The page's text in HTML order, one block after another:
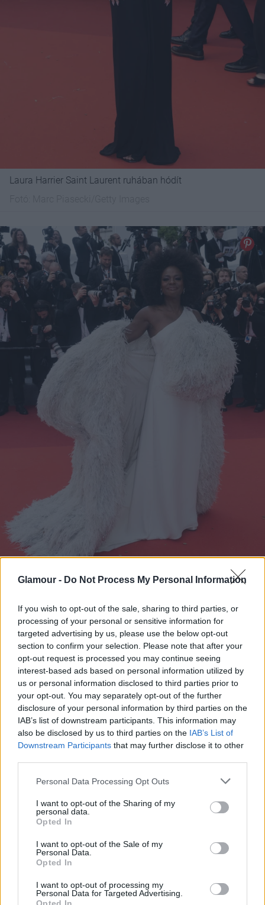
Glamour - Do Not Process My Personal Information
If you wish to opt-out of the sale, sharing to third parties, or
processing of your personal or sensitive information for
targeted advertising by us, please use the below opt-out
section to confirm your selection. Please note that after your
opt-out request is processed you may continue seeing
interest-based ads based on personal information utilized by
us or personal information disclosed to third parties prior to
your opt-out. You may separately opt-out of the further
disclosure of your personal information by third parties on the
IAB’s list of downstream participants. This information may
also be disclosed by us to third parties on the IAB’s List of
Downstream Participants that may further disclose it to other
Please note that this website/app uses one or more Google
not limited to your visit or usage behaviour. You may click to
grant or deny consent to Google and its third-party tags to
use your data for below specified purposes in below Google
consent section.
Personal Data Processing Opt Outs
I want to opt-out of the Sharing of my
personal data.
Opted In
I want to opt-out of the Sale of my
Personal Data.
Opted In
I want to opt-out of processing my
Personal Data for Targeted Advertising.
Laura Harrier Saint Laurent ruhában hódít
Viola Davis egyedi Valentino ruhában tűnik ki a tömegből